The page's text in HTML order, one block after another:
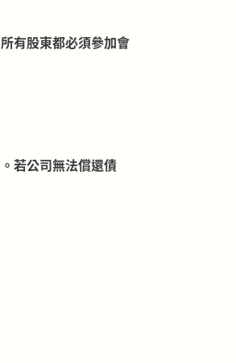
有股東都必須參加會
若公司無法償還債